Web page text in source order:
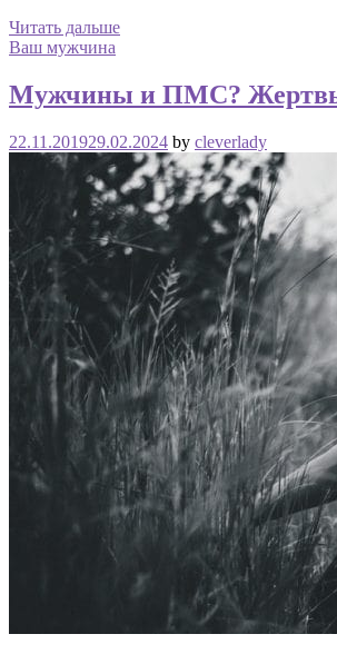
Читать дальше
Ваш мужчина
Мужчины и ПМС? Жертвы
22.11.201929.02.2024 by cleverlady